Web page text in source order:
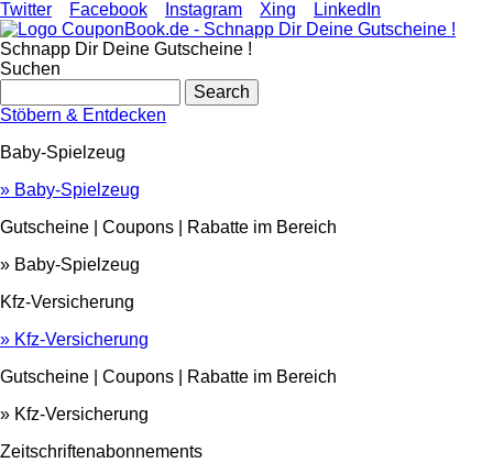
Direkt
zum
Inhalt
Twitter Facebook Instagram Xing LinkedIn
Schnapp Dir Deine Gutscheine !
Suchen
Stöbern & Entdecken
Baby-Spielzeug
» Baby-Spielzeug
Gutscheine | Coupons | Rabatte im Bereich
» Baby-Spielzeug
Kfz-Versicherung
» Kfz-Versicherung
Gutscheine | Coupons | Rabatte im Bereich
» Kfz-Versicherung
Zeitschriftenabonnements